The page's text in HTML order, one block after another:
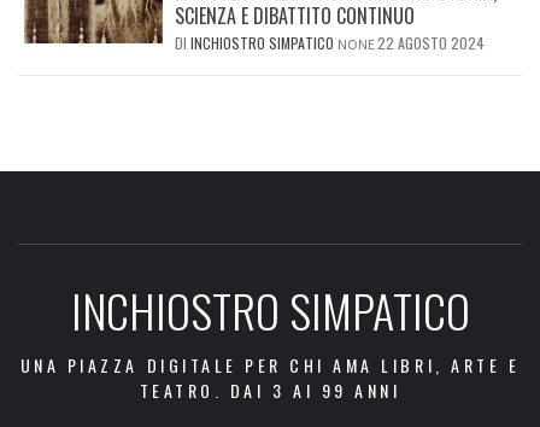
SCIENZA E DIBATTITO CONTINUO
DI INCHIOSTRO SIMPATICO NONE22 AGOSTO 2024
INCHIOSTRO SIMPATICO
UNA PIAZZA DIGITALE PER CHI AMA LIBRI, ARTE E
TEATRO. DAI 3 AI 99 ANNI